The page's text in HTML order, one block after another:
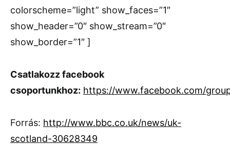
colorscheme=”light” show_faces=”1″
show_header=”0″ show_stream=”0″
show_border=”1″ ]
Csatlakozz facebook
csoportunkhoz: https://www.facebook.com/
Forrás: http://www.bbc.co.uk/news/uk-
scotland-30628349